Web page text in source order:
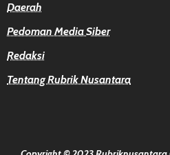
Daerah
Pedoman Media Siber
Redaksi
Tentang Rubrik Nusantara